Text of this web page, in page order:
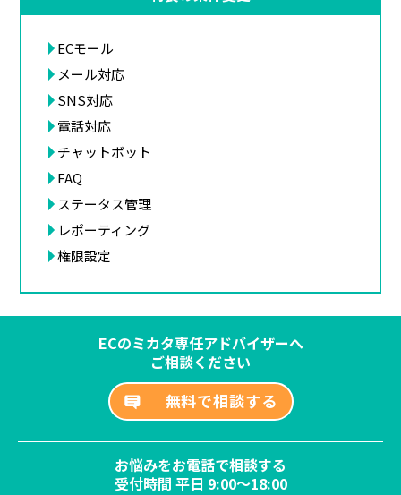
ECモール
メール対応
SNS対応
電話対応
チャットボット
FAQ
ステータス管理
レポーティング
権限設定
ECのミカタ専任アドバイザーへ
ご相談ください
無料で相談する
お悩みをお電話で相談する
受付時間 平日 9:00～18:00